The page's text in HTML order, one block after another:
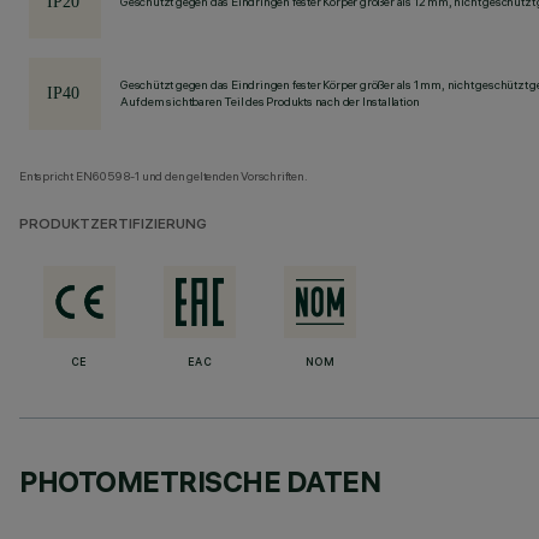
Geschützt gegen das Eindringen fester Körper größer als 1 mm, nicht geschützt
Auf dem sichtbaren Teil des Produkts nach der Installation
Entspricht EN60598-1 und den geltenden Vorschriften.
PRODUKTZERTIFIZIERUNG
CE EAC NOM
PHOTOMETRISCHE DATEN